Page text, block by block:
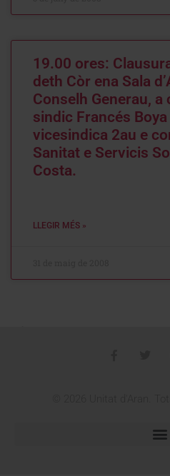
19.00 ores:
deth Còr ena Sala
Conselh Generau, a
sindic Francés Boya
vicesindica 2au e
Sanitat e Servicis
Costa.
LLEGIR MÉS »